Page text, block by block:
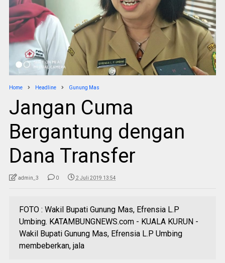
Home Headline Gunung Mas
Jangan Cuma
Bergantung dengan
Dana Transfer
admin_3 0 2 Juli 2019 13:54
FOTO : Wakil Bupati Gunung Mas, Efrensia L.P
Umbing. KATAMBUNGNEWS.com - KUALA KURUN -
Wakil Bupati Gunung Mas, Efrensia L.P Umbing
membeberkan, jala